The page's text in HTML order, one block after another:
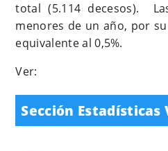
total (5.114 decesos).
menores de un año, por
equivalente al 0,5%.
Ver:
Sección Estadísticas